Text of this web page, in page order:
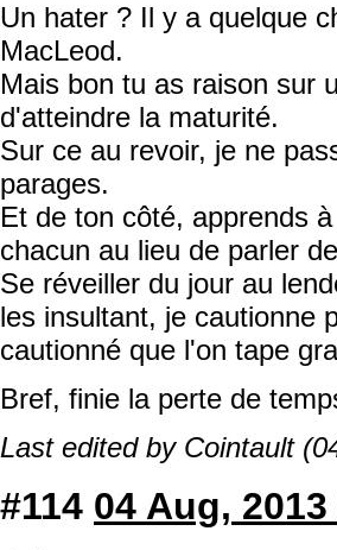
Un hater ? Il y a quelque
MacLeod.
Mais bon tu as raison sur
d'atteindre la maturité.
Sur ce au revoir, je ne
parages.
Et de ton côté, apprends
chacun au lieu de parler
Se réveiller du jour au
les insultant, je cautionne
cautionné que l'on tape
Bref, finie la perte de
Last edited by Cointault
#114 04 Aug,